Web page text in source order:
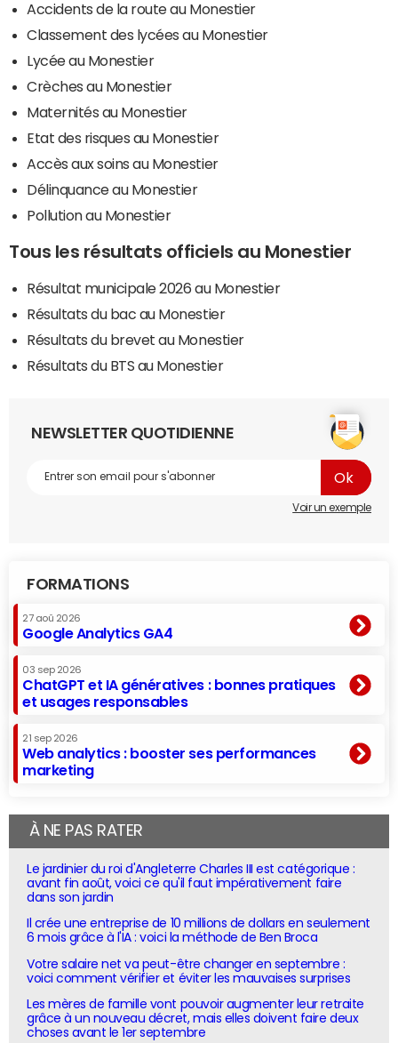
Accidents de la route au Monestier
Classement des lycées au Monestier
Lycée au Monestier
Crèches au Monestier
Maternités au Monestier
Etat des risques au Monestier
Accès aux soins au Monestier
Délinquance au Monestier
Pollution au Monestier
Tous les résultats officiels au Monestier
Résultat municipale 2026 au Monestier
Résultats du bac au Monestier
Résultats du brevet au Monestier
Résultats du BTS au Monestier
NEWSLETTER QUOTIDIENNE
Voir un exemple
FORMATIONS
27 aoû 2026
Google Analytics GA4
03 sep 2026
ChatGPT et IA génératives : bonnes pratiques
et usages responsables
21 sep 2026
Web analytics : booster ses performances
marketing
À NE PAS RATER
Le jardinier du roi d'Angleterre Charles III est catégorique :
avant fin août, voici ce qu'il faut impérativement faire
dans son jardin
Il crée une entreprise de 10 millions de dollars en seulement
6 mois grâce à l'IA : voici la méthode de Ben Broca
Votre salaire net va peut-être changer en septembre :
voici comment vérifier et éviter les mauvaises surprises
Les mères de famille vont pouvoir augmenter leur retraite
grâce à un nouveau décret, mais elles doivent faire deux
choses avant le 1er septembre